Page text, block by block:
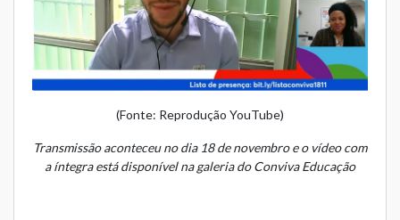
(Fonte: Reprodução YouTube)
Transmissão aconteceu no dia 18 de novembro e o vídeo com
a íntegra está disponível na galeria do Conviva Educação